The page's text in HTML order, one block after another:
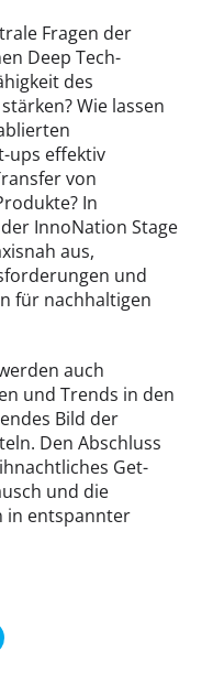
Fragen der
Deep Tech-
des
Wie lassen
ups effektiv
von
In
InnoNation Stage
aus,
und
für nachhaltigen
auch
und Trends in den
Bild der
Den Abschluss
Get-
und die
in entspannter